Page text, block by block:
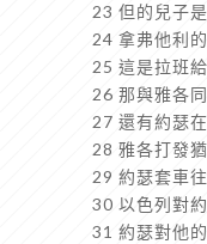
23 但的兒子
24 拿弗他利
25 這是拉班
26 那與雅各
27 還有約瑟
28 雅各打發
29 約瑟套車
30 以色列對
31 約瑟對他